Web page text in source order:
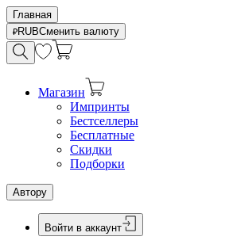
Главная
RUBСменить валюту
Магазин
Импринты
Бестселлеры
Бесплатные
Скидки
Подборки
Автору
Войти в аккаунт